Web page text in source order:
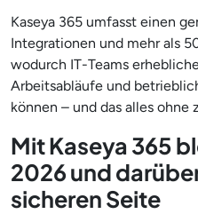
Kaseya 365 umfasst einen
Integrationen und mehr als
wodurch IT-Teams
Arbeitsabläufe und
können – und das alles
Mit Kaseya 365
2026 und
sicheren Seite